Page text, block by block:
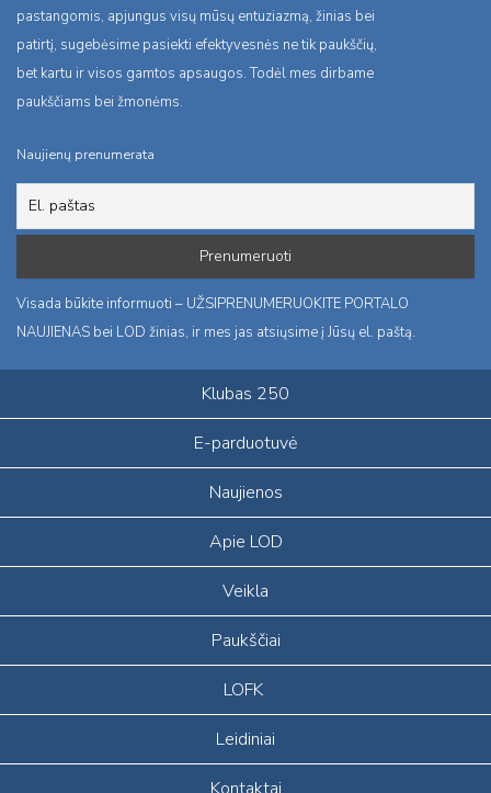
pastangomis, apjungus visų mūsų entuziazmą, žinias bei
patirtį, sugebėsime pasiekti efektyvesnės ne tik paukščių,
bet kartu ir visos gamtos apsaugos. Todėl mes dirbame
paukščiams bei žmonėms.
Naujienų prenumerata
Visada būkite informuoti – UŽSIPRENUMERUOKITE PORTALO
NAUJIENAS bei LOD žinias, ir mes jas atsiųsime į Jūsų el. paštą.
Klubas 250
E-parduotuvė
Naujienos
Apie LOD
Veikla
Paukščiai
LOFK
Leidiniai